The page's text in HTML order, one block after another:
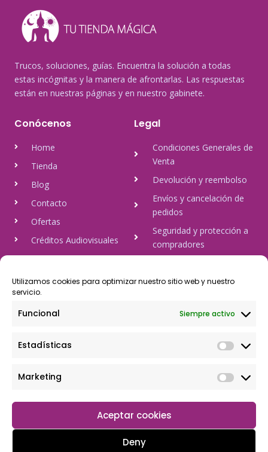
Utilizamos cookies para optimizar nuestro sitio web y nuestro
servicio.
Funcional Siempre activo
Estadísticas
Marketing
Aceptar cookies
Deny
Trucos, soluciones, guías. Encuentra la solución a todas
estas incógnitas y la manera de afrontarlas. Las respuestas
están en nuestras páginas y en nuestro gabinete.
Conócenos
Home
Tienda
Blog
Contacto
Ofertas
Créditos Audiovisuales
tulineamagica.com
Legal
Condiciones Generales de
Venta
Devolución y reembolso
Envíos y cancelación de
pedidos
Seguridad y protección a
compradores
Política de cookies